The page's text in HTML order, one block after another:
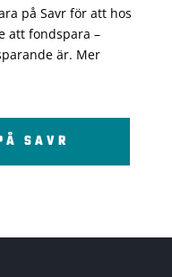
på Savr för att hos
att fondspara –
är. Mer
SAVR